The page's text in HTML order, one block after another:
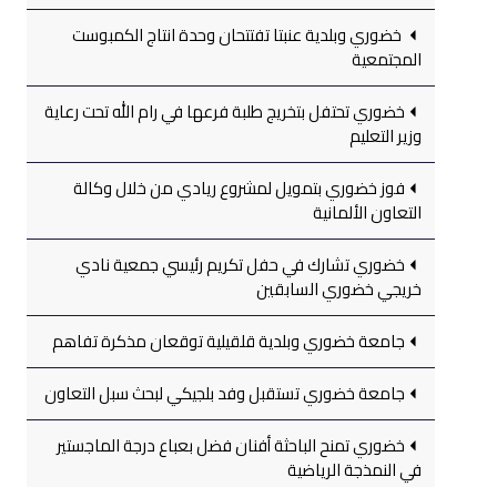
خضوري وبلدية عنبتا تفتتحان وحدة انتاج الكمبوست
المجتمعية
خضوري تحتفل بتخريج طلبة فرعها في رام الله تحت رعاية
وزير التعليم
فوز خضوري بتمويل لمشروع ريادي من خلال وكالة
التعاون الألمانية
خضوري تشارك في حفل تكريم رئيسي جمعية نادي
خريجي خضوري السابقين
جامعة خضوري وبلدية قلقيلية توقعان مذكرة تفاهم
جامعة خضوري تستقبل وفد بلجيكي لبحث سبل التعاون
خضوري تمنح الباحثة أفنان فضل بعباع درجة الماجستير
في النمذجة الرياضية